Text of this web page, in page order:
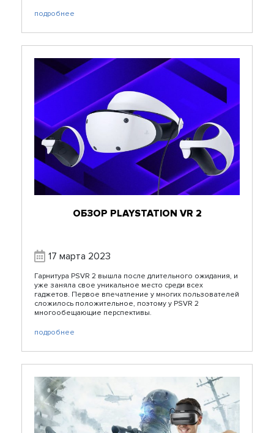
подробнее
ОБЗОР PLAYSTATION VR 2
17 марта 2023
Гарнитура PSVR 2 вышла после длительного ожидания, и
уже заняла свое уникальное место среди всех
гаджетов. Первое впечатление у многих пользователей
сложилось положительное, поэтому у PSVR 2
многообещающие перспективы.
подробнее